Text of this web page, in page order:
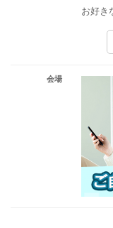
お好き
会場